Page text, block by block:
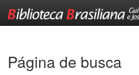
Página de busca